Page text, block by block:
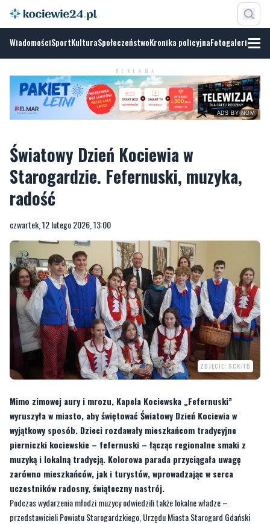
WiadomościSportKulturaSpołeczeństwoKronika policyjnaFotogalerie
REKLAMA
ADS BY NGM
Światowy Dzień Kociewia w
Starogardzie. Fefernuski, muzyka,
radość
czwartek, 12 lutego 2026, 13:00
ZDJĘCIE: SCK/FB
Mimo zimowej aury i mrozu, Kapela Kociewska „Fefernuski”
wyruszyła w miasto, aby świętować Światowy Dzień Kociewia w
wyjątkowy sposób. Dzieci rozdawały mieszkańcom tradycyjne
pierniczki kociewskie – fefernuski – łącząc regionalne smaki z
muzyką i lokalną tradycją. Kolorowa parada przyciągała uwagę
zarówno mieszkańców, jak i turystów, wprowadzając w serca
uczestników radosny, świąteczny nastrój.
Podczas wydarzenia młodzi muzycy odwiedzili także lokalne władze –
przedstawicieli Powiatu Starogardzkiego, Urzędu Miasta Starogard Gdański